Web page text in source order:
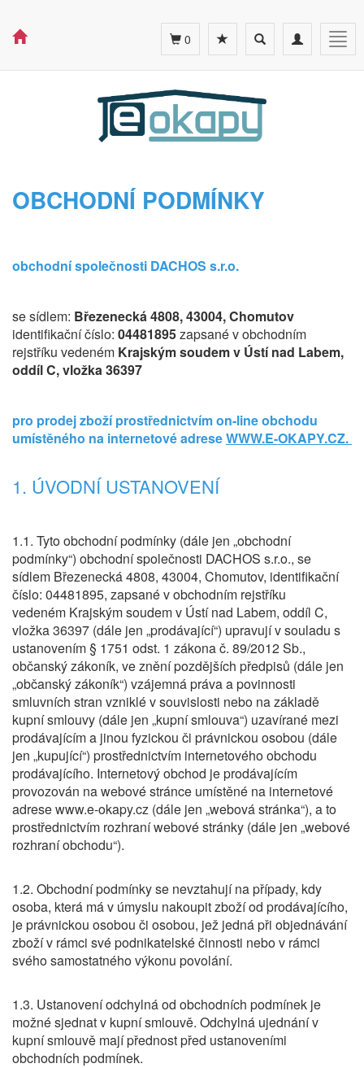
Toggle
navigation
Toggle
search
0
OBCHODNÍ PODMÍNKY
obchodní společnosti DACHOS s.r.o.
se sídlem: Březenecká 4808, 43004, Chomutov
identifikační číslo: 04481895zapsané v obchodním
rejstříku vedeném Krajským soudem v Ústí nad Labem,
oddíl C, vložka 36397
pro prodej zboží prostřednictvím on-line obchodu
umístěného na internetové adreseWWW.E-OKAPY.CZ.
1. ÚVODNÍ USTANOVENÍ
1.1. Tyto obchodní podmínky (dále jen „obchodní
podmínky“) obchodní společnosti DACHOS s.r.o., se
sídlem Březenecká 4808, 43004, Chomutov, identifikační
číslo: 04481895, zapsané v obchodním rejstříku
vedeném Krajským soudem v Ústí nad Labem, oddíl C,
vložka 36397 (dále jen „prodávající“) upravují v souladu s
ustanovením § 1751 odst. 1 zákona č. 89/2012 Sb.,
občanský zákoník, ve znění pozdějších předpisů (dále jen
„občanský zákoník“) vzájemná práva a povinnosti
smluvních stran vzniklé v souvislosti nebo na základě
kupní smlouvy (dále jen „kupní smlouva“) uzavírané mezi
prodávajícím a jinou fyzickou či právnickou osobou (dále
jen „kupující“) prostřednictvím internetového obchodu
prodávajícího. Internetový obchod je prodávajícím
provozován na webové stránce umístěné na internetové
adrese www.e-okapy.cz (dále jen „webová stránka“), a to
prostřednictvím rozhraní webové stránky (dále jen „webové
rozhraní obchodu“).
1.2. Obchodní podmínky se nevztahují na případy, kdy
osoba, která má v úmyslu nakoupit zboží od prodávajícího,
je právnickou osobou či osobou, jež jedná při objednávání
zboží v rámci své podnikatelské činnosti nebo v rámci
svého samostatného výkonu povolání.
1.3. Ustanovení odchylná od obchodních podmínek je
možné sjednat v kupní smlouvě. Odchylná ujednání v
kupní smlouvě mají přednost před ustanoveními
obchodních podmínek.